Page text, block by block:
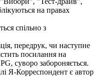
на правах
спільно з
передрук, чи наступне
посилання на
суворо забороняється.
Я-Корреспондент є автор